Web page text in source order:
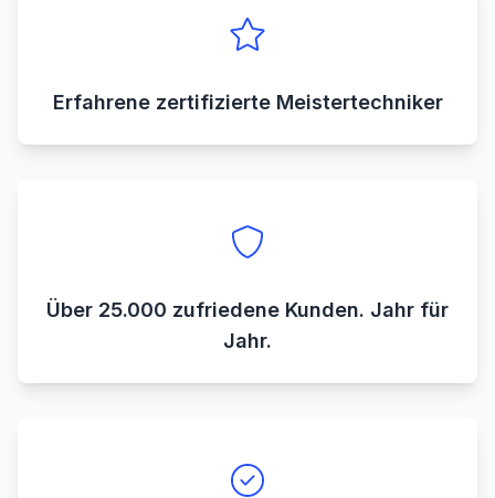
Erfahrene zertifizierte Meistertechniker
Über 25.000 zufriedene Kunden. Jahr für
Jahr.